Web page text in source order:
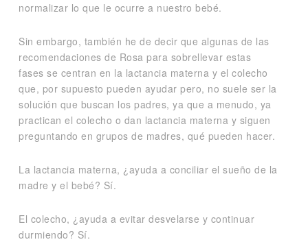
normalizar lo que le ocurre a nuestro bebé.
Sin embargo, también he de decir que algunas de las
recomendaciones de Rosa para sobrellevar estas
fases se centran en la lactancia materna y el colecho
que, por supuesto pueden ayudar pero, no suele ser la
solución que buscan los padres, ya que a menudo, ya
practican el colecho o dan lactancia materna y siguen
preguntando en grupos de madres, qué pueden hacer.
La lactancia materna, ¿ayuda a conciliar el sueño de la
madre y el bebé? Sí.
El colecho, ¿ayuda a evitar desvelarse y continuar
durmiendo? Sí.